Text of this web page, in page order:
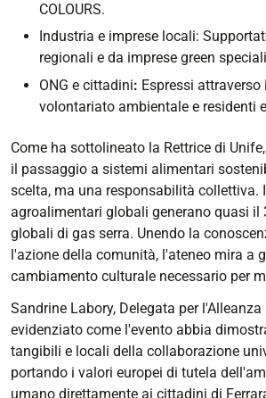
COLOURS.
Industria e imprese locali:
regionali e da imprese green
ONG e cittadini: Espressi attraverso
volontariato ambientale e residenti
Come ha sottolineato la Rettrice di
il passaggio a sistemi alimentari
scelta, ma una responsabilità collettiva.
agroalimentari globali generano quasi il
globali di gas serra. Unendo la
l'azione della comunità, l'ateneo mira a
cambiamento culturale necessario per
Sandrine Labory, Delegata per l'Alleanza
evidenziato come l'evento abbia
tangibili e locali della collaborazione
portando i valori europei di tutela
umano direttamente ai cittadini di